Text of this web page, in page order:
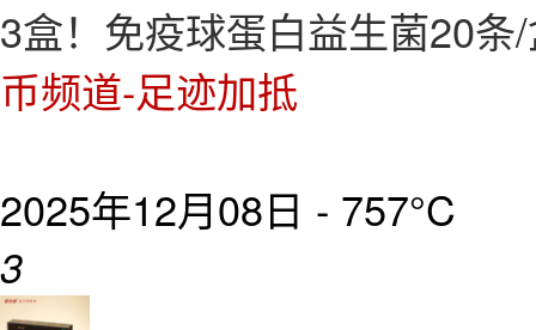
3盒！免疫球蛋白益生菌20条
币频道-足迹加抵
2025年12月08日 - 757°C
3